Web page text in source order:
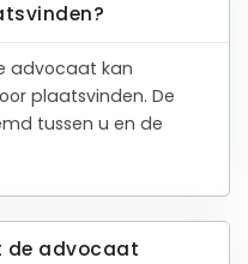
advocaat kan
plaatsvinden. De
tussen u en de
de advocaat